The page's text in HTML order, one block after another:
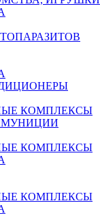
КОМПЛЕКСЫ
КОМПЛЕКСЫ
КОМПЛЕКСЫ